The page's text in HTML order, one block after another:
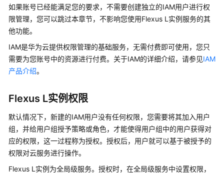
应
用
服
器
L
实
什
么
是
Flexus
应
服
如果账号已经能满足您的要求，不需要创建独立的IAM用户进行权
限管理，您可以跳过本章节，不影响您使用Flexus L实例服务的其
他功能。
IAM是华为云提供权限管理的基础服务，无需付费即可使用，您只
需要为您账号中的资源进行付费。关于IAM的详细介绍，请参见IAM
产品介绍。
Flexus L实例权限
默认情况下，新建的IAM用户没有任何权限，您需要将其加入用户
组，并给用户组授予策略或角色，才能使得用户组中的用户获得对
应的权限，这一过程称为授权。授权后，用户就可以基于被授予的
权限对云服务进行操作。
Flexus L实例为全局级服务。授权时，在全局级服务中设置权限，